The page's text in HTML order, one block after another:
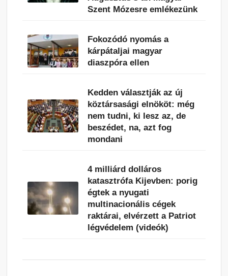
Szent Mózesre emlékezünk
Fokozódó nyomás a
kárpátaljai magyar
diaszpóra ellen
Kedden választják az új
köztársasági elnököt: még
nem tudni, ki lesz az, de
beszédet, na, azt fog
mondani
4 milliárd dolláros
katasztrófa Kijevben: porig
égtek a nyugati
multinacionális cégek
raktárai, elvérzett a Patriot
légvédelem (videók)